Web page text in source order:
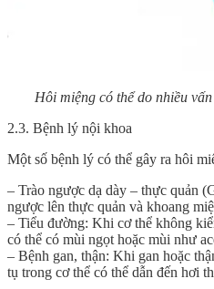
Hôi miệng có thể do nhiều
2.3. Bệnh lý nội khoa
Một số bệnh lý có thể gây ra hôi
– Trào ngược dạ dày – thực quản
ngược lên thực quản và khoang
– Tiểu đường: Khi cơ thể không
có thể có mùi ngọt hoặc mùi như
– Bệnh gan, thận: Khi gan hoặc
tụ trong cơ thể có thể dẫn đến hơi